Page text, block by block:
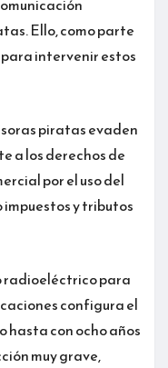
Ello, como parte
intervenir estos
piratas evaden
a los derechos de
por el uso del
y tributos
radioeléctrico para
configura el
con ocho años
muy grave,